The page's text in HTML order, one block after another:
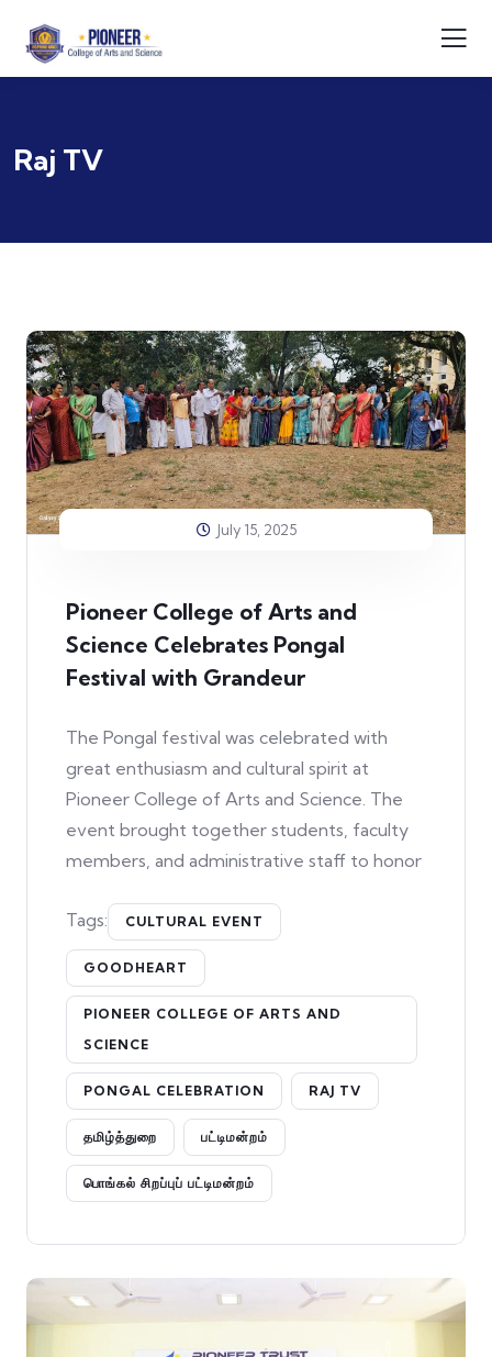
Raj TV
July 15, 2025
Pioneer College of Arts and
Science Celebrates Pongal
Festival with Grandeur
The Pongal festival was celebrated with
great enthusiasm and cultural spirit at
Pioneer College of Arts and Science. The
event brought together students, faculty
members, and administrative staff to honor
Tags: CULTURAL EVENT
GOODHEART
PIONEER COLLEGE OF ARTS AND
SCIENCE
PONGAL CELEBRATION RAJ TV
தமிழ்த்துறை பட்டிமன்றம்
பொங்கல் சிறப்புப் பட்டிமன்றம்